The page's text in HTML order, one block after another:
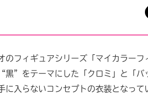
のフィギュアシリーズ「マイカラーフ
”をテーマにした「クロミ」と「バ
に入らないコンセプトの衣装となって